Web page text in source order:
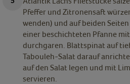
Pfeffer und Zitronensaft
wenden) und auf beiden
einer beschichteten Pfanne
durchgaren. Blattspinat auf
Tabouleh-Salat darauf
auf den Salat legen und mit
servieren.